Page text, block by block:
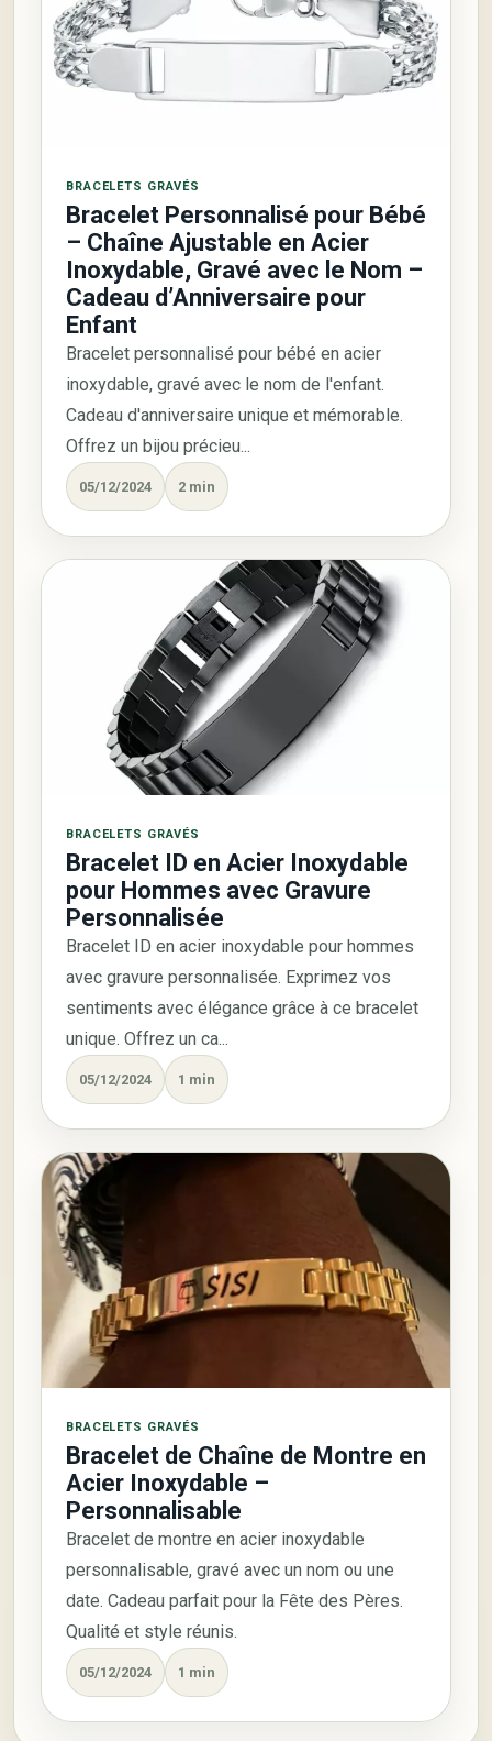
BRACELETS GRAVÉS
Bracelet Personnalisé pour Bébé
– Chaîne Ajustable en Acier
Inoxydable, Gravé avec le Nom –
Cadeau d’Anniversaire pour
Enfant
Bracelet personnalisé pour bébé en acier
inoxydable, gravé avec le nom de l'enfant.
Cadeau d'anniversaire unique et mémorable.
Offrez un bijou précieu...
05/12/2024 2 min
BRACELETS GRAVÉS
Bracelet ID en Acier Inoxydable
pour Hommes avec Gravure
Personnalisée
Bracelet ID en acier inoxydable pour hommes
avec gravure personnalisée. Exprimez vos
sentiments avec élégance grâce à ce bracelet
unique. Offrez un ca...
05/12/2024 1 min
BRACELETS GRAVÉS
Bracelet de Chaîne de Montre en
Acier Inoxydable –
Personnalisable
Bracelet de montre en acier inoxydable
personnalisable, gravé avec un nom ou une
date. Cadeau parfait pour la Fête des Pères.
Qualité et style réunis.
05/12/2024 1 min